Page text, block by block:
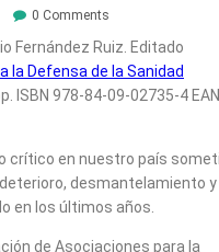
0 Comments
Fernández Ruiz. Editado
la Defensa de la Sanidad
ISBN 978-84-09-02735-4 EAN
crítico en nuestro país
desmantelamiento y
en los últimos años.
de Asociaciones para la